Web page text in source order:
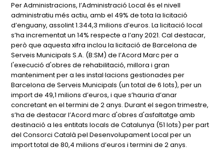
Per Administracions, l’Administració Local és el nivell
administratiu més actiu, amb el 49% de tota la licitació
d’enguany, assolint 1.344,3 milions d’euros. La licitació local
s’ha incrementat un 14% respecte a l’any 2021. Cal destacar,
però que aquesta xifra inclou la licitació de Barcelona de
Serveis Municipals S.A. (B:SM) de l’Acord Marc per a
l'execució d'obres de rehabilitació, millora i gran
manteniment per a les instal·lacions gestionades per
Barcelona de Serveis Municipals (un total de 6 lots), per un
import de 49,1 milions d’euros, i que s’hauria d’anar
concretant en el termini de 2 anys. Durant el segon trimestre,
s’ha de destacar l’Acord marc d'obres d'asfaltatge amb
destinació a les entitats locals de Catalunya (51 lots) per part
del Consorci Català pel Desenvolupament Local per un
import total de 80,4 milions d’euros i termini de 2 anys.